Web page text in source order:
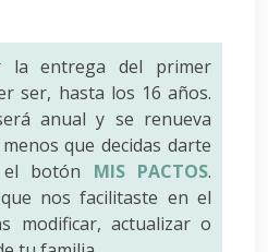
la entrega del primer
ser, hasta los 16 años.
anual y se renueva
que decidas darte
botón MIS PACTOS.
nos facilitaste en el
modificar, actualizar o